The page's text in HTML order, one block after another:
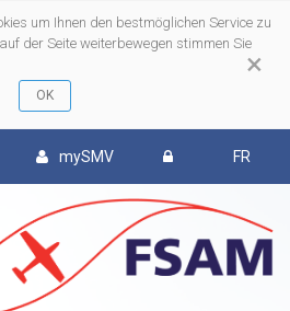
×
um Ihnen den bestmöglichen Service zu
der Seite weiterbewegen stimmen Sie
mySMV FR